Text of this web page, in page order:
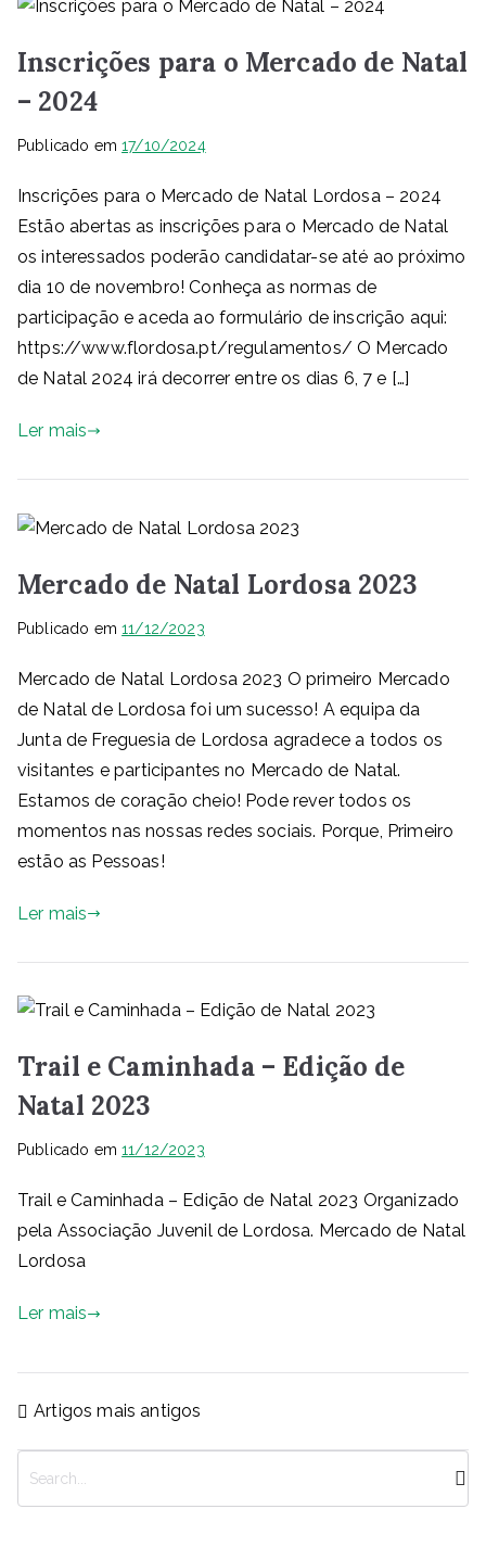
Inscrições para o Mercado de Natal
– 2024
Publicado em17/10/2024
Inscrições para o Mercado de Natal Lordosa – 2024
Estão abertas as inscrições para o Mercado de Natal
os interessados poderão candidatar-se até ao próximo
dia 10 de novembro! Conheça as normas de
participação e aceda ao formulário de inscrição aqui:
https://www.flordosa.pt/regulamentos/ O Mercado
de Natal 2024 irá decorrer entre os dias 6, 7 e […]
Ler mais
Mercado de Natal Lordosa 2023
Publicado em11/12/2023
Mercado de Natal Lordosa 2023 O primeiro Mercado
de Natal de Lordosa foi um sucesso! A equipa da
Junta de Freguesia de Lordosa agradece a todos os
visitantes e participantes no Mercado de Natal.
Estamos de coração cheio! Pode rever todos os
momentos nas nossas redes sociais. Porque, Primeiro
estão as Pessoas!
Ler mais
Trail e Caminhada – Edição de
Natal 2023
Publicado em11/12/2023
Trail e Caminhada – Edição de Natal 2023 Organizado
pela Associação Juvenil de Lordosa. Mercado de Natal
Lordosa
Ler mais
Navegação
artigos
Artigos mais antigos